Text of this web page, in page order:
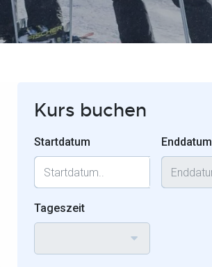
Kurs buchen
Startdatum Enddatum
Tageszeit